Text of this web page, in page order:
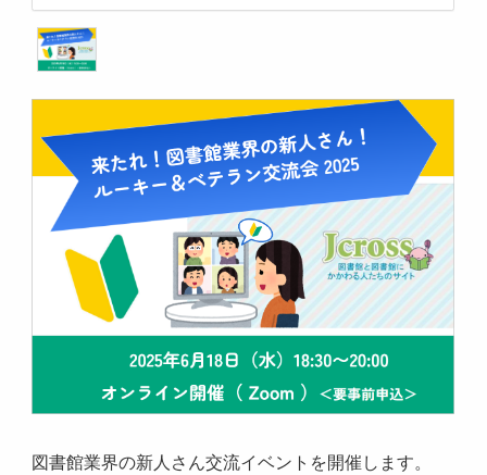
図書館業界の新人さん交流イベントを開催します。